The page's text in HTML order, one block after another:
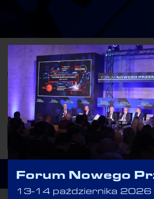
•
WRÓĆ DO LISTY
Forum Nowego
13-14 października 2026